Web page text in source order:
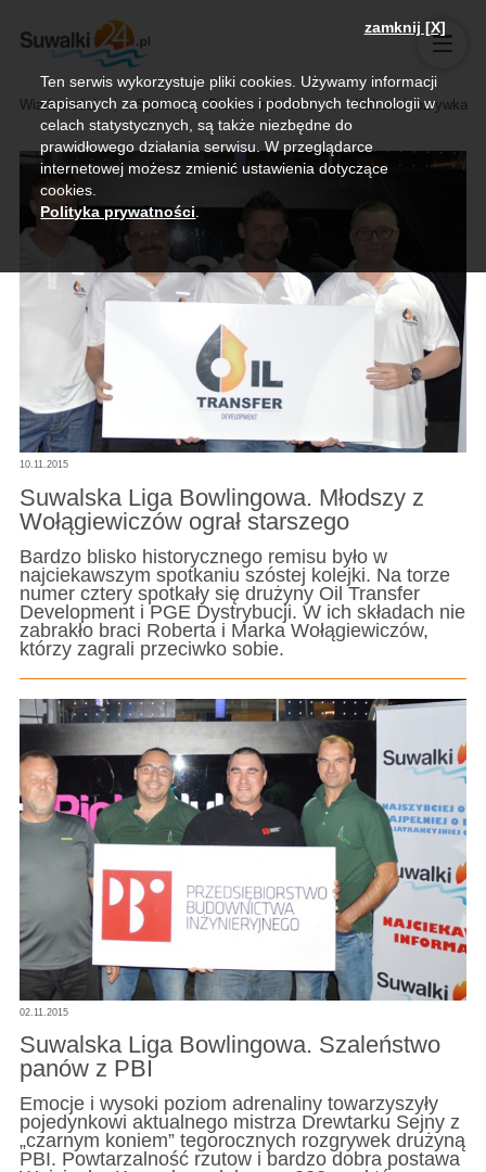
Wiadomości Sport Biznes, rolnictwo Kultura i rozrywka
10.11.2015
Suwalska Liga Bowlingowa. Młodszy z
Wołągiewiczów ograł starszego
Bardzo blisko historycznego remisu było w
najciekawszym spotkaniu szóstej kolejki. Na torze
numer cztery spotkały się drużyny Oil Transfer
Development i PGE Dystrybucji. W ich składach nie
zabrakło braci Roberta i Marka Wołągiewiczów,
którzy zagrali przeciwko sobie.
02.11.2015
Suwalska Liga Bowlingowa. Szaleństwo
panów z PBI
Emocje i wysoki poziom adrenaliny towarzyszyły
pojedynkowi aktualnego mistrza Drewtarku Sejny z
„czarnym koniem” tegorocznych rozgrywek drużyną
PBI. Powtarzalność rzutow i bardzo dobra postawa
zamknij [X]
Ten serwis wykorzystuje pliki cookies. Używamy informacji
zapisanych za pomocą cookies i podobnych technologii w
celach statystycznych, są także niezbędne do
prawidłowego działania serwisu. W przeglądarce
internetowej możesz zmienić ustawienia dotyczące
cookies.
Polityka prywatności.